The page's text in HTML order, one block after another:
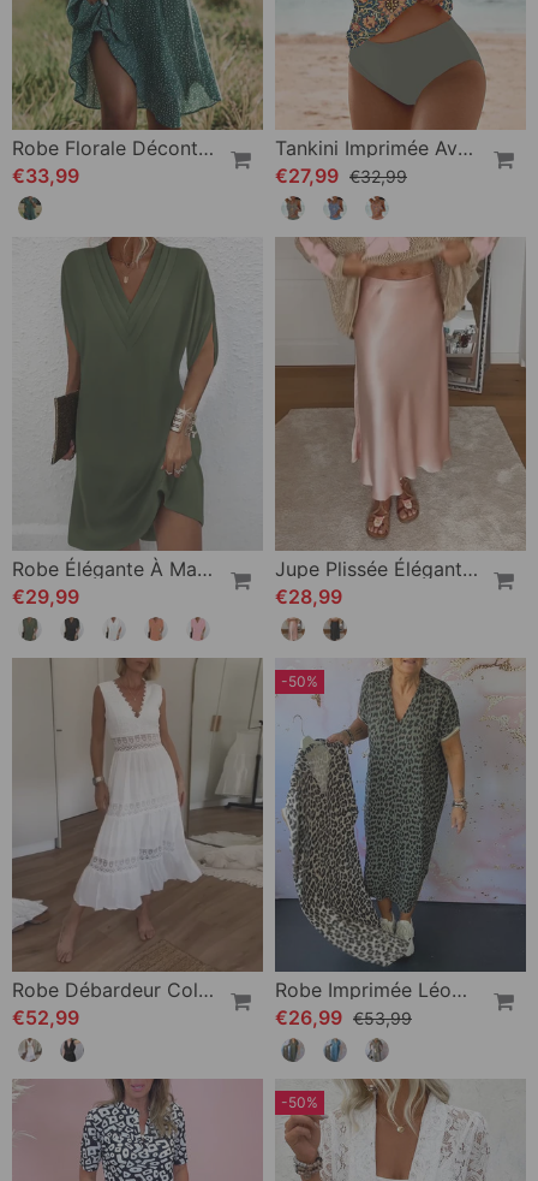
Robe Florale Décontractée À Revers
€33,99
Tankini Imprimée Avec Double Sangle
€27,99 €32,99
Robe Élégante À Manches Fendues De Couleur Unie
€29,99
Jupe Plissée Élégante De Couleur Unie
€28,99
Robe Débardeur Col V En Dentelle
€52,99
-50%
Robe Imprimée Léopard À Manches Courtes Et Col V
€26,99 €53,99
-50%